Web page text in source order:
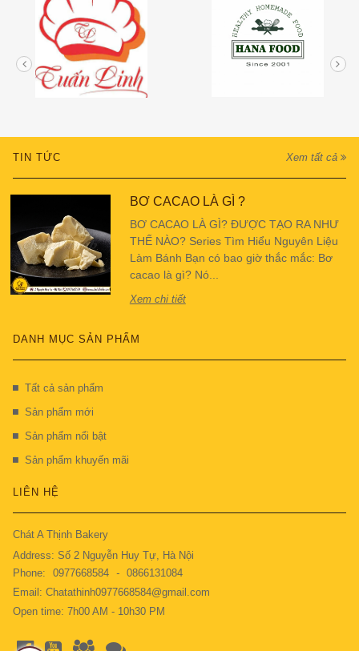
TIN TỨC Xem tất cả
BƠ CACAO LÀ GÌ ?
BƠ CACAO LÀ GÌ? ĐƯỢC TẠO RA NHƯ
THẾ NÀO? Series Tìm Hiểu Nguyên Liệu
Làm Bánh Bạn có bao giờ thắc mắc: Bơ
cacao là gì? Nó...
Xem chi tiết
DANH MỤC SẢN PHẨM
Tất cả sản phẩm
Sản phẩm mới
Sản phẩm nổi bật
Sản phẩm khuyến mãi
LIÊN HỆ
Chát A Thịnh Bakery
Address: Số 2 Nguyễn Huy Tự, Hà Nội
Phone:
0977668584 -
0866131084
Email: Chatathinh0977668584@gmail.com
Open time: 7h00 AM - 10h30 PM